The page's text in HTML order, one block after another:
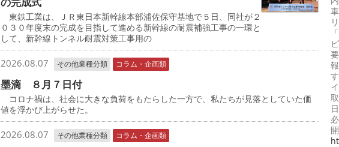
東鉄工業は、ＪＲ東日本新幹線本部浦佐保守基地で５日、同社が２
０３０年度末の完成を目指して進める新幹線の耐震補強工事の一環と
して、新幹線トンネル耐震対策工事用の
2026.08.07 その他業種分類 コラム・企画類
墨滴 ８月７日付
コロナ禍は、社会に大きな負荷をもたらした一方で、私たちが見落としていた価
値を浮かび上がらせた。
2026.08.07 その他業種分類 コラム・企画類